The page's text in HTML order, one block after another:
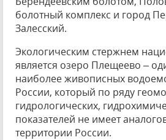
болотный комплекс и город
Залесский.
Экологическим стержнем
является озеро Плещеево –
наиболее живописных
России, который по ряду
гидрологических,
показателей не имеет
территории России.